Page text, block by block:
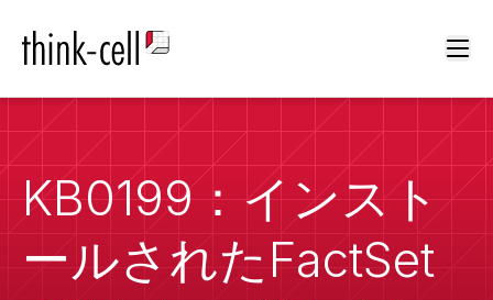
KB0199：インスト
ールされたFactSet